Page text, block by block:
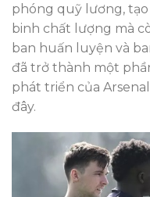
phóng quỹ lương,
binh chất lượng mà
ban huấn luyện và
đã trở thành một
phát triển của
đây.